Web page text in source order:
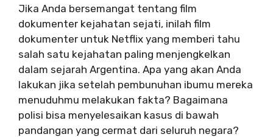
Jika Anda bersemangat tentang film
dokumenter kejahatan sejati, inilah film
dokumenter untuk Netflix yang memberi tahu
salah satu kejahatan paling menjengkelkan
dalam sejarah Argentina. Apa yang akan Anda
lakukan jika setelah pembunuhan ibumu mereka
menuduhmu melakukan fakta? Bagaimana
polisi bisa menyelesaikan kasus di bawah
pandangan yang cermat dari seluruh negara?